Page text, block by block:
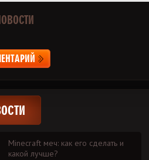
Minecraft меч: как его сделать и
какой лучше?